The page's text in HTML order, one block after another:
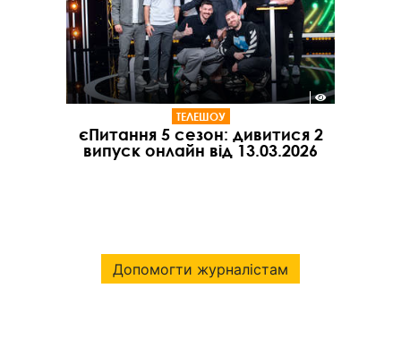
ТЕЛЕШОУ
єПитання 5 сезон: дивитися 2
випуск онлайн від 13.03.2026
Допомогти журналістам